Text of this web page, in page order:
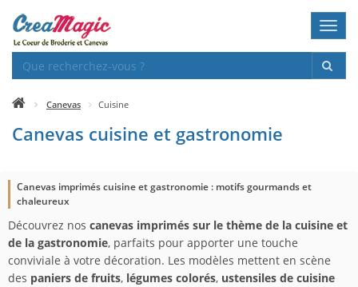
Canevas Cuisine
Canevas cuisine et gastronomie
Canevas imprimés cuisine et gastronomie : motifs gourmands et
chaleureux
Découvrez nos canevas imprimés sur le thème de la cuisine et
de la gastronomie, parfaits pour apporter une touche
conviviale à votre décoration. Les modèles mettent en scène
des paniers de fruits, légumes colorés, ustensiles de cuisine